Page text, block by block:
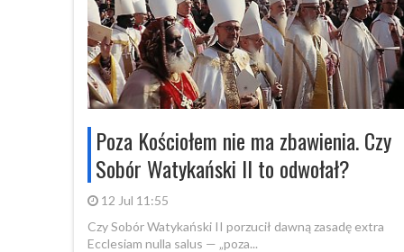
Poza Kościołem nie ma zbawienia. Czy
Sobór Watykański II to odwołał?
12 Jul 11:55
Czy Sobór Watykański II porzucił dawną zasadę extra
Ecclesiam nulla salus — „poza...